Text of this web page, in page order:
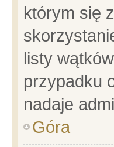
którym się
listy
przypadku
nadaje
Góra